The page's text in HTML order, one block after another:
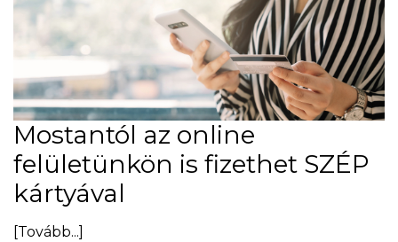
Mostantól az online
felületünkön is fizethet SZÉP
kártyával
[Tovább...]